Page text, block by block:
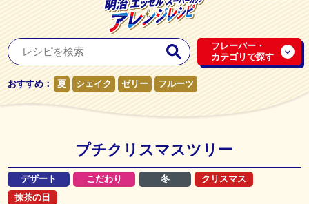
フレーバー・
カテゴリで探す
おすすめ： 夏 シェイク ゼリー フルーツ
プチクリスマスツリー
デザート こだわり 冬
クリスマス
抹茶の日